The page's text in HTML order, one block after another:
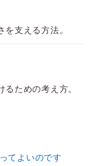
支える方法。
ための考え方。
てよいのです